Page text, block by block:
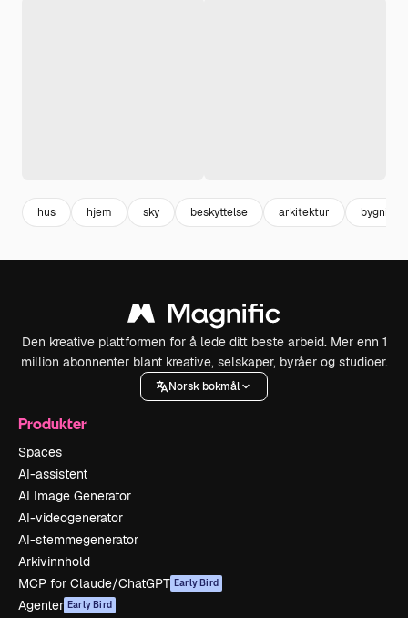
hus hjem sky beskyttelse arkitektur bygning
Den kreative plattformen for å lede ditt beste arbeid. Mer enn 1
million abonnenter blant kreative, selskaper, byråer og studioer.
Norsk bokmål
Produkter
Spaces
AI-assistent
AI Image Generator
AI-videogenerator
AI-stemmegenerator
Arkivinnhold
MCP for Claude/ChatGPT Early Bird
Agenter Early Bird